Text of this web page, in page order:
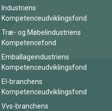
Industriens
Kompetenceudviklingsfond
Træ- og Møbelindustriens
Kompetencefond
Emballageindustriens
Kompetenceudviklingsfond
El-branchens
Kompetenceudviklingsfond
Vvs-branchens